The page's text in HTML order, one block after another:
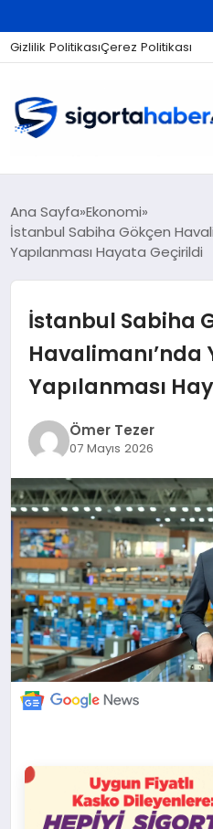
Gizlilik PolitikasıÇerez Politikası
SIGORTA
EKONOMI
BILIM VE TEKNOLOJI
OTOMOBIL
KÜNYE
İLETIŞIM
Ana Sayfa Ekonomi
İstanbul Sabiha Gökçen
Yapılanması Hayata Geçirildi
İstanbul Sabiha
Havalimanı’nda
Yapılanması
Ömer Tezer
07 Mayıs 2026